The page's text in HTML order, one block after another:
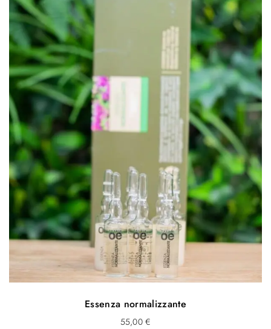
Essenza normalizzante
55,00€